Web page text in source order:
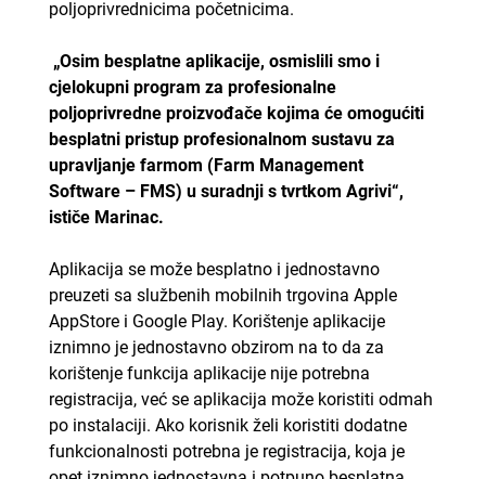
poljoprivrednicima početnicima.
„Osim besplatne aplikacije, osmislili smo i
cjelokupni program za profesionalne
poljoprivredne proizvođače kojima će omogućiti
besplatni pristup profesionalnom sustavu za
upravljanje farmom (Farm Management
Software – FMS) u suradnji s tvrtkom Agrivi“,
ističe Marinac.
Aplikacija se može besplatno i jednostavno
preuzeti sa službenih mobilnih trgovina Apple
AppStore i Google Play. Korištenje aplikacije
iznimno je jednostavno obzirom na to da za
korištenje funkcija aplikacije nije potrebna
registracija, već se aplikacija može koristiti odmah
po instalaciji. Ako korisnik želi koristiti dodatne
funkcionalnosti potrebna je registracija, koja je